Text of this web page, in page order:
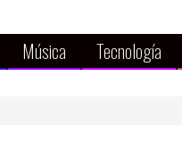
Música Tecnología